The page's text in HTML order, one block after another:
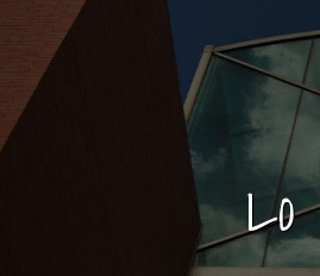
Lo